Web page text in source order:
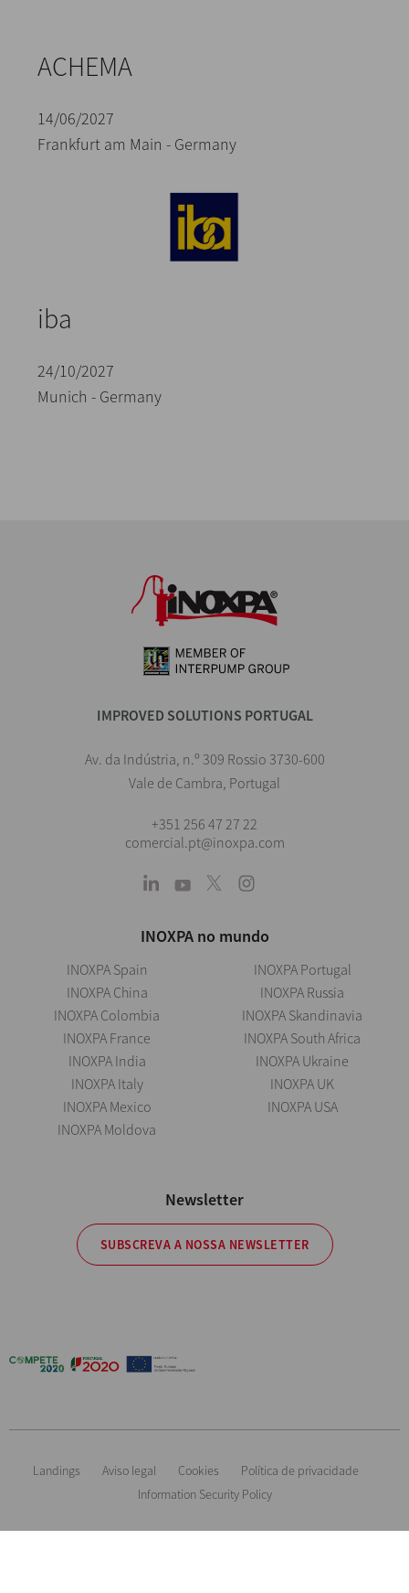
ACHEMA
14/06/2027
Frankfurt am Main - Germany
iba
24/10/2027
Munich - Germany
IMPROVED SOLUTIONS PORTUGAL
Av. da Indústria, n.º 309 Rossio 3730-600
Vale de Cambra, Portugal
+351 256 47 27 22
comercial.pt@inoxpa.com
INOXPA no mundo
INOXPA Spain
INOXPA China
INOXPA Colombia
INOXPA France
INOXPA India
INOXPA Italy
INOXPA Mexico
INOXPA Moldova
INOXPA Portugal
INOXPA Russia
INOXPA Skandinavia
INOXPA South Africa
INOXPA Ukraine
INOXPA UK
INOXPA USA
Newsletter
SUBSCREVA A NOSSA NEWSLETTER
Landings Aviso legal Cookies
Política de privacidade
Information Security Policy
Informação orientadora. Reservamos o direito de modificar qualquer